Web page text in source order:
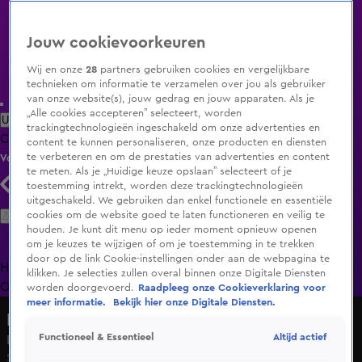
Uitzending Gemist Populaire programma's Zenders Genres
ClipsFilmsRadioSmart TV inlogShop
Volg KIJK
Zoeken
HomeUitzending Gemist Programma's De Bondgenoten
OranjezomerLivestreamsShop
De sfeer zit er al goed in bij Oranjemars door Luzern
5 juli 2025, 20:24
Jouw cookievoorkeuren
Wij en onze28 partners gebruiken cookies en vergelijkbare
technieken om informatie te verzamelen over jou als gebruiker
van onze website(s), jouw gedrag en jouw apparaten. Als je
„Alle cookies accepteren” selecteert, worden
trackingtechnologieën ingeschakeld om onze advertenties en
content te kunnen personaliseren, onze producten en diensten
te verbeteren en om de prestaties van advertenties en content
te meten. Als je „Huidige keuze opslaan” selecteert of je
toestemming intrekt, worden deze trackingtechnologieën
uitgeschakeld. We gebruiken dan enkel functionele en essentiële
cookies om de website goed te laten functioneren en veilig te
houden. Je kunt dit menu op ieder moment opnieuw openen
om je keuzes te wijzigen of om je toestemming in te trekken
door op de link Cookie-instellingen onder aan de webpagina te
klikken. Je selecties zullen overal binnen onze Digitale Diensten
worden doorgevoerd.
Raadpleeg onze Cookieverklaring voor
meer informatie.
Bekijk hier onze Digitale Diensten.
Functioneel & Essentieel Altijd actief